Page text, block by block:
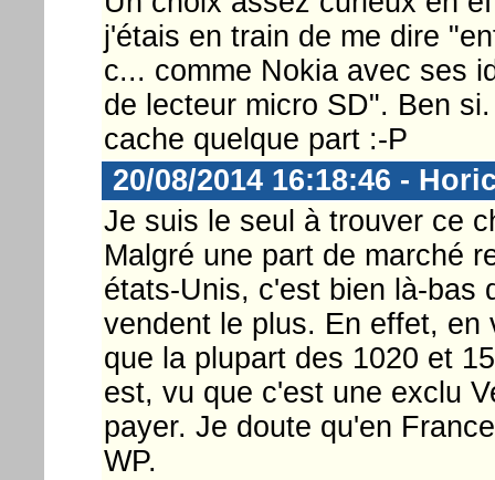
j'étais en train de me dire
c... comme Nokia avec ses
de lecteur micro SD". Ben
cache quelque part :-P
20/08/2014 16:18:46 -
Je suis le seul à trouver ce
Malgré une part de marché
états-Unis, c'est bien là-bas
vendent le plus. En effet,
que la plupart des 1020 et
est, vu que c'est une exclu
payer. Je doute qu'en
WP.